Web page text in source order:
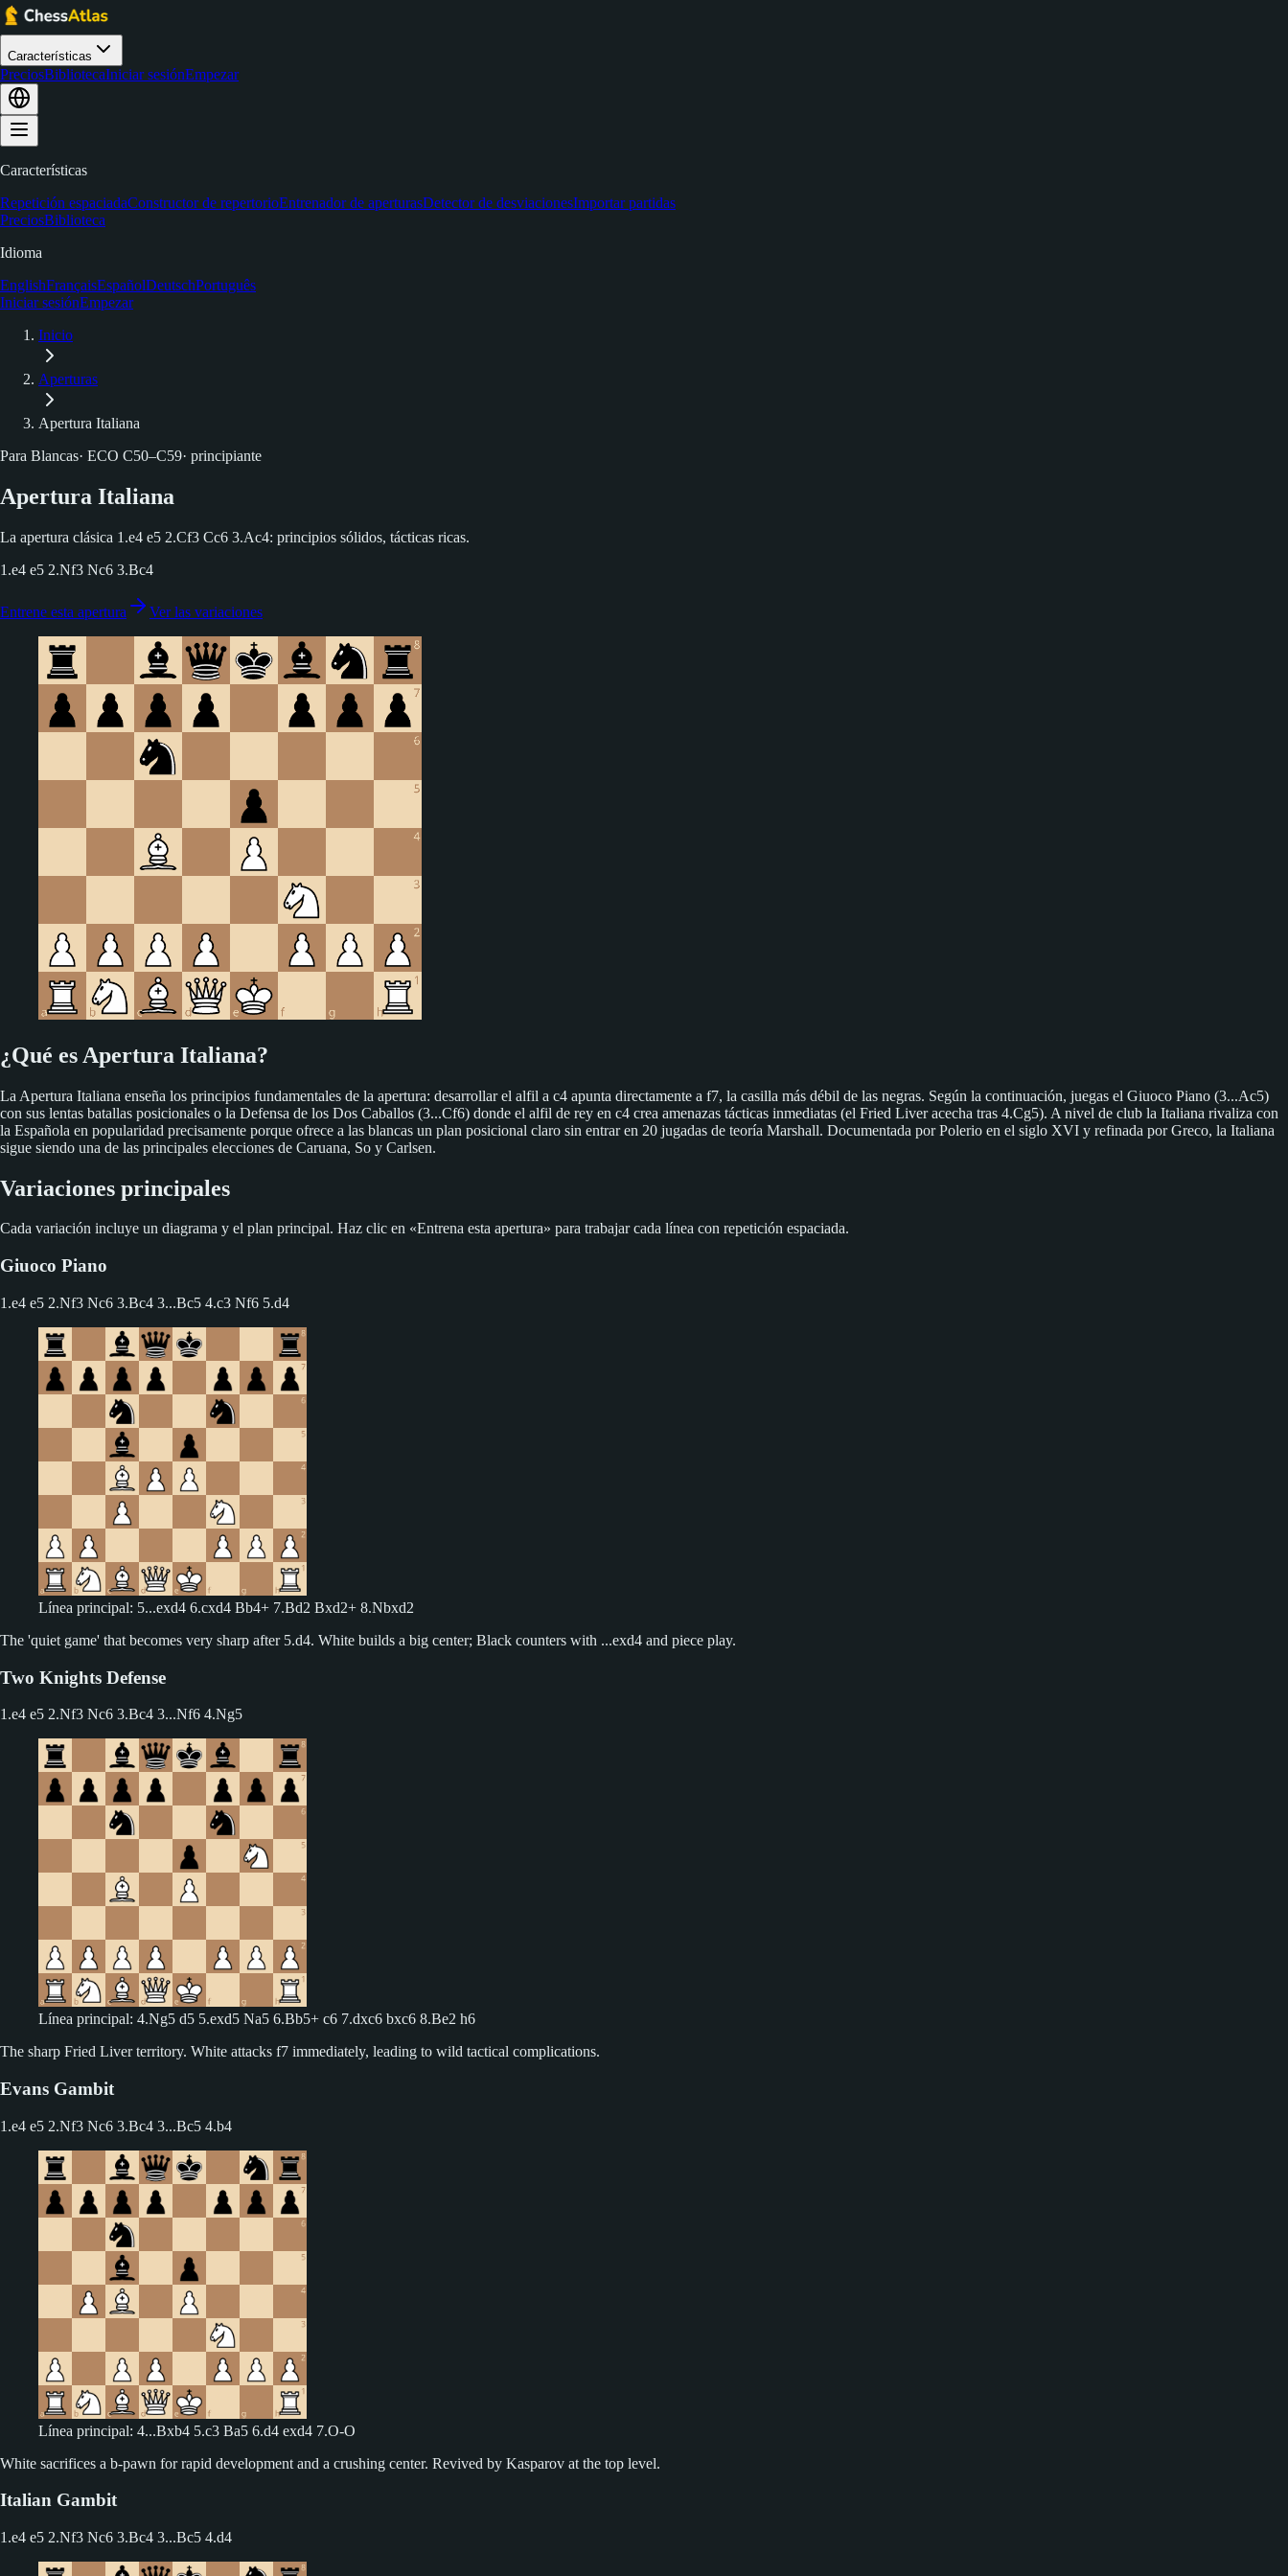
Características
PreciosBibliotecaIniciar sesiónEmpezar
Características
Repetición espaciadaConstructor de repertorioEntrenador de aperturasDetector de desviacionesImportar partidas
PreciosBiblioteca
Idioma
EnglishFrançaisEspañolDeutschPortuguês
Iniciar sesiónEmpezar
Inicio
Aperturas
Apertura Italiana
Para Blancas· ECO C50–C59· principiante
Apertura Italiana
La apertura clásica 1.e4 e5 2.Cf3 Cc6 3.Ac4: principios sólidos, tácticas ricas.
1.e4 e5 2.Nf3 Nc6 3.Bc4
Entrene esta apertura Ver las variaciones
¿Qué es Apertura Italiana?
La Apertura Italiana enseña los principios fundamentales de la apertura: desarrollar el alfil a c4 apunta directamente a f7, la casilla más débil de las negras. Según la continuación, juegas el Giuoco Piano (3...Ac5)
con sus lentas batallas posicionales o la Defensa de los Dos Caballos (3...Cf6) donde el alfil de rey en c4 crea amenazas tácticas inmediatas (el Fried Liver acecha tras 4.Cg5). A nivel de club la Italiana rivaliza con
la Española en popularidad precisamente porque ofrece a las blancas un plan posicional claro sin entrar en 20 jugadas de teoría Marshall. Documentada por Polerio en el siglo XVI y refinada por Greco, la Italiana
sigue siendo una de las principales elecciones de Caruana, So y Carlsen.
Variaciones principales
Cada variación incluye un diagrama y el plan principal. Haz clic en «Entrena esta apertura» para trabajar cada línea con repetición espaciada.
Giuoco Piano
1.e4 e5 2.Nf3 Nc6 3.Bc4 3...Bc5 4.c3 Nf6 5.d4
Línea principal: 5...exd4 6.cxd4 Bb4+ 7.Bd2 Bxd2+ 8.Nbxd2
The 'quiet game' that becomes very sharp after 5.d4. White builds a big center; Black counters with ...exd4 and piece play.
Two Knights Defense
1.e4 e5 2.Nf3 Nc6 3.Bc4 3...Nf6 4.Ng5
Línea principal: 4.Ng5 d5 5.exd5 Na5 6.Bb5+ c6 7.dxc6 bxc6 8.Be2 h6
The sharp Fried Liver territory. White attacks f7 immediately, leading to wild tactical complications.
Evans Gambit
1.e4 e5 2.Nf3 Nc6 3.Bc4 3...Bc5 4.b4
Línea principal: 4...Bxb4 5.c3 Ba5 6.d4 exd4 7.O-O
White sacrifices a b-pawn for rapid development and a crushing center. Revived by Kasparov at the top level.
Italian Gambit
1.e4 e5 2.Nf3 Nc6 3.Bc4 3...Bc5 4.d4